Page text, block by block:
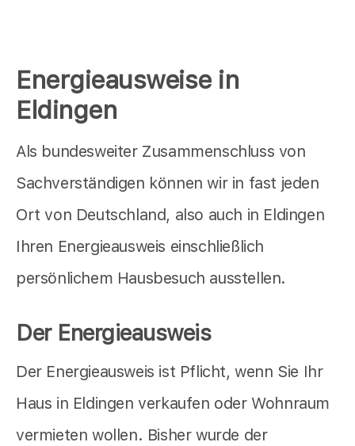
Energieausweise in
Eldingen
Als bundesweiter Zusammenschluss von
Sachverständigen können wir in fast jeden
Ort von Deutschland, also auch in Eldingen
Ihren Energieausweis einschließlich
persönlichem Hausbesuch ausstellen.
Der Energieausweis
Der Energieausweis ist Pflicht, wenn Sie Ihr
Haus in Eldingen verkaufen oder Wohnraum
vermieten wollen. Bisher wurde der